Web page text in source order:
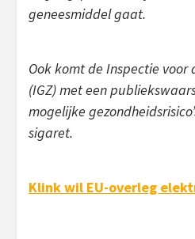
geneesmiddel gaat.
Ook komt de Inspectie voor
(IGZ) met een
mogelijke
sigaret.
Klink wil EU-overleg